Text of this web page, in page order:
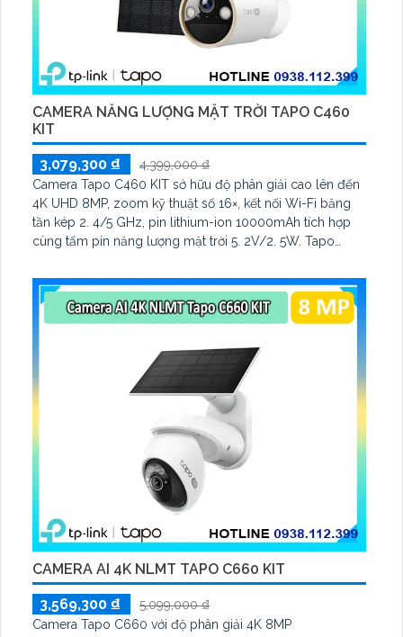
CAMERA NĂNG LƯỢNG MẶT TRỜI TAPO C460
KIT
3,079,300 ₫
4,399,000 ₫
Camera Tapo C460 KIT sở hữu độ phân giải cao lên đến
4K UHD 8MP, zoom kỹ thuật số 16×, kết nối Wi-Fi băng
tần kép 2. 4/5 GHz, pin lithium-ion 10000mAh tích hợp
cùng tấm pin năng lượng mặt trời 5. 2V/2. 5W. Tapo
biến Starlight, tầm nhìn lên đến 15 m
CAMERA AI 4K NLMT TAPO C660 KIT
3,569,300 ₫
5,099,000 ₫
Camera Tapo C660 với độ phân giải 4K 8MP